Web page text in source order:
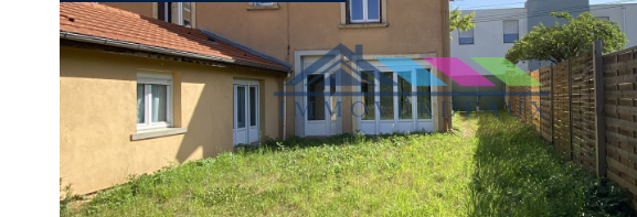
VOIR LE
BIEN